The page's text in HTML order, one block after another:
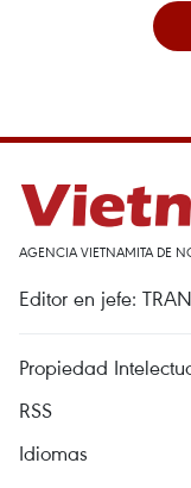
AGENCIA VIETNAMITA DE
Editor en jefe:
Propiedad
RSS
Idiomas